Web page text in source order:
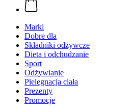
Marki
Dobre dla
Składniki odżywcze
Dieta i odchudzanie
Sport
Odżywianie
Pielęgnacja ciała
Prezenty
Promocje